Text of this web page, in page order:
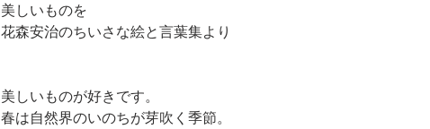
美しいものを
花森安治のちいさな絵と言葉集より
美しいものが好きです。
春は自然界のいのちが芽吹く季節。